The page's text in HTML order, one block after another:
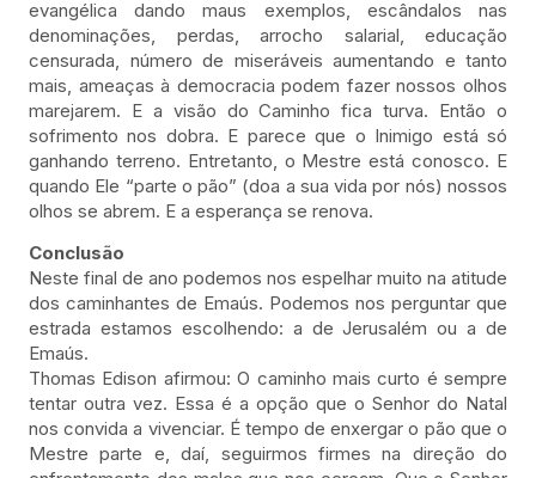
evangélica dando maus exemplos, escândalos nas
denominações, perdas, arrocho salarial, educação
censurada, número de miseráveis aumentando e tanto
mais, ameaças à democracia podem fazer nossos olhos
marejarem. E a visão do Caminho fica turva. Então o
sofrimento nos dobra. E parece que o Inimigo está só
ganhando terreno. Entretanto, o Mestre está conosco. E
quando Ele “parte o pão” (doa a sua vida por nós) nossos
olhos se abrem. E a esperança se renova.
Conclusão
Neste final de ano podemos nos espelhar muito na atitude
dos caminhantes de Emaús. Podemos nos perguntar que
estrada estamos escolhendo: a de Jerusalém ou a de
Emaús.
Thomas Edison afirmou: O caminho mais curto é sempre
tentar outra vez. Essa é a opção que o Senhor do Natal
nos convida a vivenciar. É tempo de enxergar o pão que o
Mestre parte e, daí, seguirmos firmes na direção do